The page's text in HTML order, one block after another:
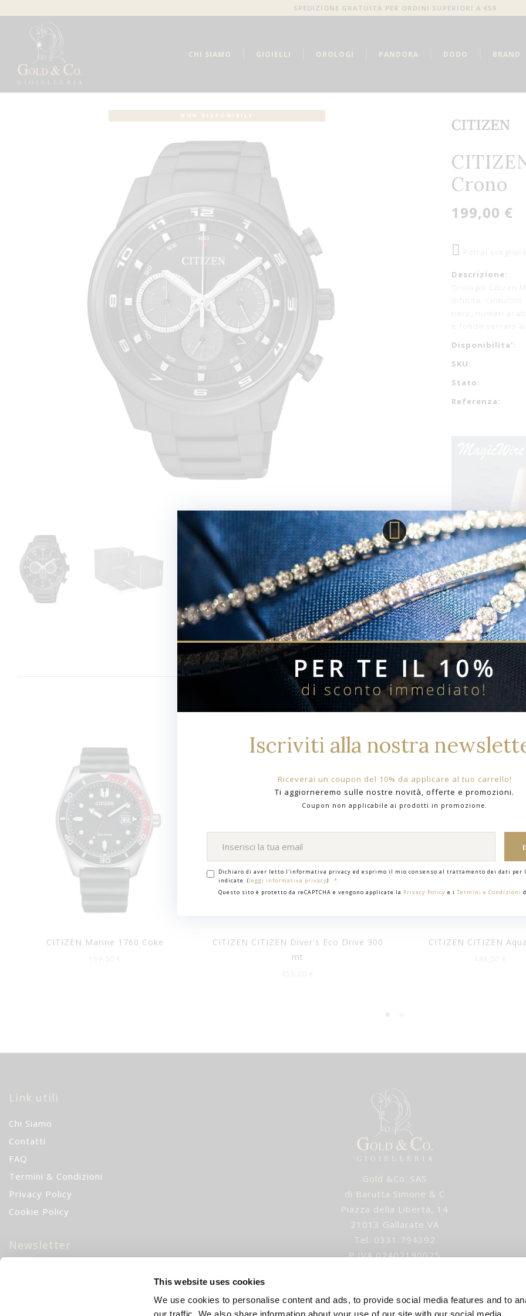
Iscriviti alla nostra
Riceverai un coupon del 10% da applicare al tuo carrello!
Ti aggiorneremo sulle nostre novità, offerte e promozioni.
Coupon non applicabile ai prodotti in promozione.
Dichiaro di aver letto l'informativa privacy ed esprimo il mio consenso al trattamento dei dati
indicate. (leggi informativa privacy)
Questo sito è protetto da reCAPTCHA e vengono applicate la Privacy Policy e i Termini e Condizioni
This website uses cookies
We use cookies to personalise content and ads, to provide social media features and to
SPEDIZIONE GRATUITA PER ORDINI SUPERIORI A €59
CHI SIAMO GIOIELLI OROLOGI PANDORA DODO BRAND
Crono
199,00 €
Descrizione:
Disponibilita':
SKU:
Stato:
Referenza:
NON DISPONIBILE
Prodotti Correlati Per
CITIZEN Marine 1760 Coke
CITIZEN CITIZEN Diver's Eco Drive 300
mt
CITIZEN CITIZEN
Link utili
Chi Siamo
Contatti
FAQ
Termini & Condizioni
Privacy Policy
Cookie Policy
Newsletter
Gold &Co. SAS
di Barutta Simone & C
Piazza della Libertà, 14
21013 Gallarate VA
Tel. 0331 794392
P.IVA 02402190025
CHIUSURA ESTIVA gli ordini verranno evasi dopo 1
E-mail:info@goldandco.it